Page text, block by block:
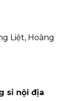
Liệt, Hoàng
sỉ nội địa